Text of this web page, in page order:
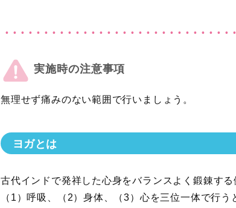
実施時の注意事項
無理せず痛みのない範囲で行いましょう。
ヨガとは
古代インドで発祥した心身をバランスよく鍛錬する
（1）呼吸、（2）身体、（3）心を三位一体で行う